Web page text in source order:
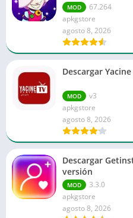
MOD
67.264
apkgstore
agosto 8, 2026
Descargar
MOD
v3
apkgstore
agosto 8, 2026
Descargar
versión
MOD
3.3.0
apkgstore
agosto 8, 2026